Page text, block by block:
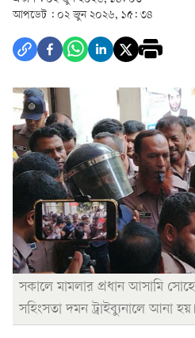
আপডেট : ০২ জুন ২০২৬, ১৫: ৩৪
সকালে মামলার প্রধান আসামি
সহিংসতা দমন ট্রাইব্যুনালে আনা